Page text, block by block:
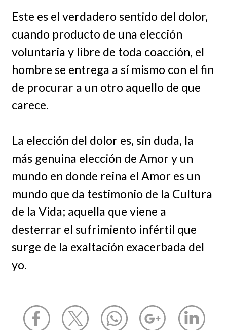
Este es el verdadero sentido del dolor,
cuando producto de una elección
voluntaria y libre de toda coacción, el
hombre se entrega a sí mismo con el fin
de procurar a un otro aquello de que
carece.
La elección del dolor es, sin duda, la
más genuina elección de Amor y un
mundo en donde reina el Amor es un
mundo que da testimonio de la Cultura
de la Vida; aquella que viene a
desterrar el sufrimiento infértil que
surge de la exaltación exacerbada del
yo.